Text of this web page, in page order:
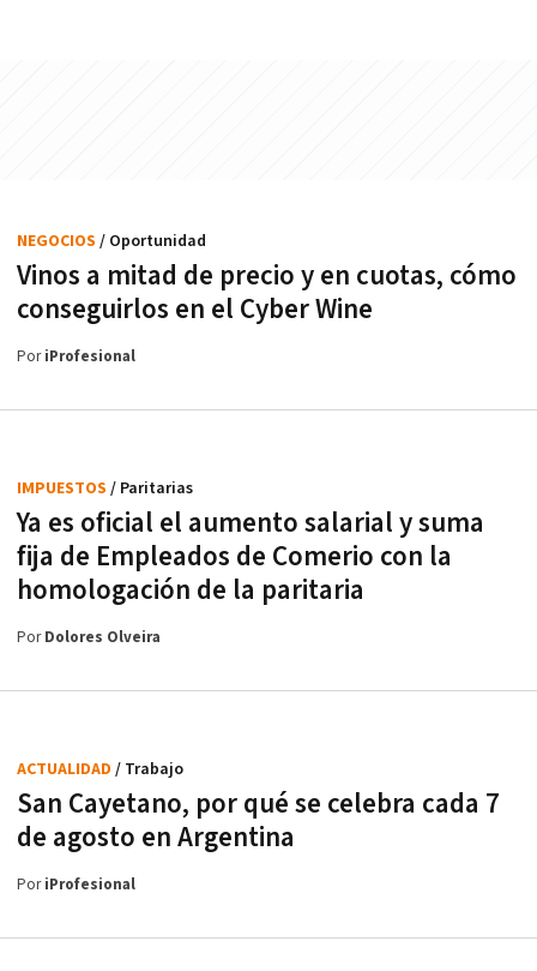
Vinos a mitad de precio y en cuotas, cómo
conseguirlos en el Cyber Wine
NEGOCIOS / Oportunidad
PoriProfesional
Ya es oficial el aumento salarial y suma
fija de Empleados de Comerio con la
homologación de la paritaria
IMPUESTOS / Paritarias
PorDolores Olveira
San Cayetano, por qué se celebra cada 7
de agosto en Argentina
ACTUALIDAD / Trabajo
PoriProfesional